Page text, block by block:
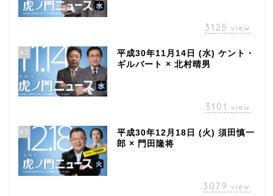
3125 view
42
平成30年11月14日 (水) ケント・
ギルバート × 北村晴男
3101 view
43
平成30年12月18日 (火) 須田慎一
郎 × 門田隆将
3079 view